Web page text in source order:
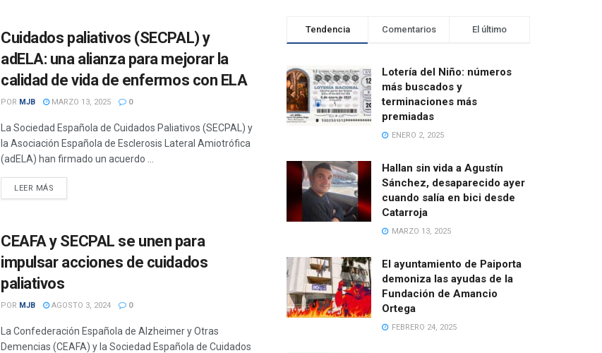
Cuidados paliativos (SECPAL) y
adELA: una alianza para mejorar la
calidad de vida de enfermos con ELA
POR MJB MARZO 13, 2025 0
La Sociedad Española de Cuidados Paliativos (SECPAL) y
la Asociación Española de Esclerosis Lateral Amiotrófica
(adELA) han firmado un acuerdo ...
LEER MÁS
CEAFA y SECPAL se unen para
impulsar acciones de cuidados
paliativos
POR MJB AGOSTO 3, 2024 0
La Confederación Española de Alzheimer y Otras
Demencias (CEAFA) y la Sociedad Española de Cuidados
Tendencia Comentarios El último
Lotería del Niño: números
más buscados y
terminaciones más
premiadas
ENERO 2, 2025
Hallan sin vida a Agustín
Sánchez, desaparecido ayer
cuando salía en bici desde
Catarroja
MARZO 13, 2025
El ayuntamiento de Paiporta
demoniza las ayudas de la
Fundación de Amancio
Ortega
FEBRERO 24, 2025